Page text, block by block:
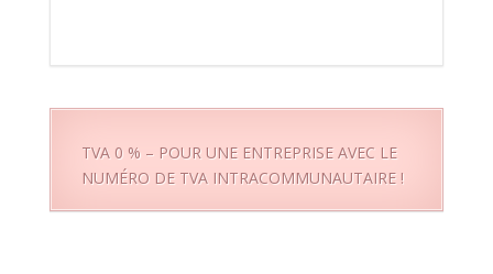
TVA 0 % – POUR UNE ENTREPRISE AVEC LE
NUMÉRO DE TVA INTRACOMMUNAUTAIRE !